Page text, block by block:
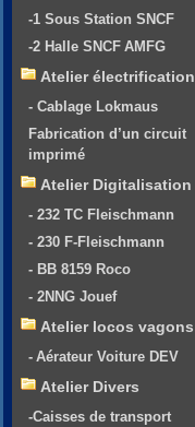
-1 Sous Station SNCF
-2 Halle SNCF AMFG
Atelier électrification
- Cablage Lokmaus
Fabrication d’un circuit
imprimé
Atelier Digitalisation
- 232 TC Fleischmann
- 230 F-Fleischmann
- BB 8159 Roco
- 2NNG Jouef
Atelier locos vagons
- Aérateur Voiture DEV
Atelier Divers
-Caisses de transport